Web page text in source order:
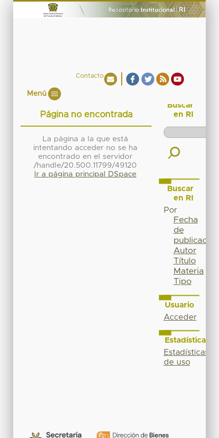
Contacto
Menú
Página no encontrada
La página a la que está
intentando acceder no se ha
encontrado en el servidor
/handle/20.500.11799/49120
Ir a página principal DSpace
Buscar
en RI
Buscar
en RI
Por
Fecha
de
publicación
Autor
Título
Materia
Tipo
Usuario
Acceder
Estadísticas
Estadísticas
de uso